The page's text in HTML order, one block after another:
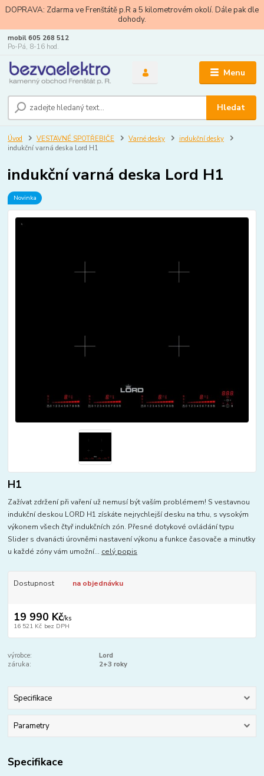
DOPRAVA: Zdarma ve Frenštátě p.R a 5 kilometrovém okolí. Dále pak dle
dohody.
Menu
Hledat
mobil 605 268 512
Po-Pá, 8-16 hod.
Úvod VESTAVNÉ SPOTŘEBIČE Varné desky
indukční desky
indukční varná deska Lord H1
indukční varná deska Lord H1
Novinka
H1
Zažívat zdržení při vaření už nemusí být vaším problémem! S vestavnou
indukční deskou LORD H1 získáte nejrychlejší desku na trhu, s vysokým
výkonem všech čtyř indukčních zón. Přesné dotykové ovládání typu
Slider s dvanácti úrovněmi nastavení výkonu a funkce časovače a minutky
u každé zóny vám umožní... celý popis
Dostupnost na objednávku
19 990 Kč/ks
16 521 Kč bez DPH
výrobce:
Lord
záruka:
2+3 roky
Specifikace
Parametry
Specifikace